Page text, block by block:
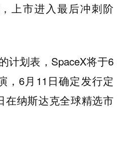
上市进入最后冲刺阶
计划表，SpaceX将于6
，6月11日确定发行定
在纳斯达克全球精选市